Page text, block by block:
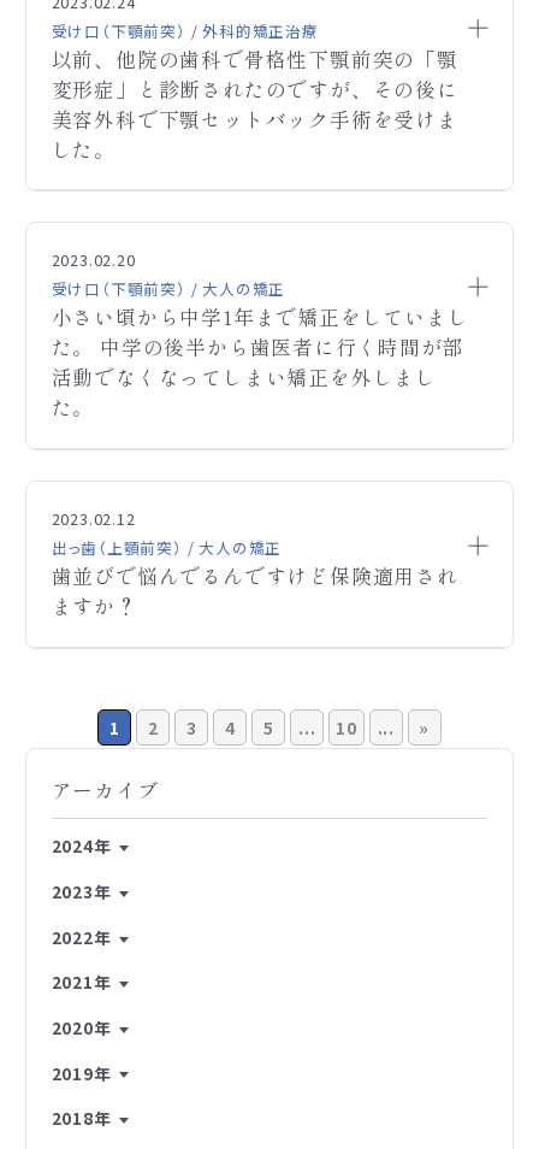
ださい。
A
ご連絡ありがとうございます。西田矯正歯科です。
お写真を拝見する限り、小臼歯4本の抜歯が必要で、
期間は2.5年程度です。
その後保定期間は必要です。
お顔の輪郭に関しましては、アゴが小さいのでどこま
で整えられるかは不明です。
正確なことはお口の中を拝見させていただいた上
で、詳しい治療方針をお話しさせていただけますでし
当院の費用に関しましては、HPをご参照下さい。
ご予約は都合の良いお時間を電話にてお取りくださ
るようにお願いいたします。 相談時間は、30～40分
程度で、費用として￥2,000頂戴しております。
お手数ですが、よろしくお願いします。
うえで、詳しい治療方針をお聞きください。
受診は顎変形症取り扱いの医療機関にてお話をお聞
きください。
顎変形症と診断されれば外科手術も含めて保健適
応になります。
A
ご連絡ありがとうございます。西田矯正歯科です。
お手数ですが、よろしくお願いします。
受け口（下顎前突） / 外科的矯正治療
以前、他院の歯科で骨格性下顎前突の「顎
変形症」と診断されたのですが、その後に
美容外科で下顎セットバック手術を受けま
した。
以前、他院の歯科で骨格性下顎前突の「顎変形症」と
診断されたのですが、その後に美容外科で下顎セッ
トバック手術を受けました。
それでも尚、下顎の突出感が残った状態で悩んでお
ります。
セットバック手術を受けてしまうと、保険適用の顎変
A
ご連絡ありがとうございます。西田矯正歯科です。
ます。
もし顎変形が改善されておられましたら、保険適応
は難しいかと思われます。
2023.02.20
受け口（下顎前突） / 大人の矯正
小さい頃から中学1年まで矯正をしていまし
た。 中学の後半から歯医者に行く時間が部
活動でなくなってしまい矯正を外しまし
た。
小さい頃から中学1年まで矯正をしていました。
中学の後半から歯医者に行く時間が部活動でなくな
ってしまい矯正を外しました。
今年21歳になります。
再び矯正を始めたいと思いました。
A
お写真を拝見させていただいた限りでは、手術を前
お写真より骨の状態に問題がありそうなので、外科
矯正を併用する顎変形症矯正歯科治療が必要だと
思われます。
外科矯正併用治療は、保険適応されますので、お近く
さい。
お手数ですが、よろしくお願いします。
2023.02.12
出っ歯（上顎前突） / 大人の矯正
歯並びで悩んでるんですけど保険適用され
ますか？
A
ご連絡ありがとうございます。西田矯正歯科です。
歯並びの改善、口元の改善は可能ですが自費扱いに
詳しい治療方針はお近くの矯正歯科専門医にて直接
お口を見てもらった上でお尋ねください。
1 2 3 4 5 ... 10 ... »
アーカイブ
2024年
2023年
2022年
2021年
2020年
2019年
2018年